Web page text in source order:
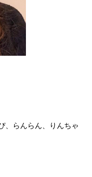
、らんらん、りんちゃ